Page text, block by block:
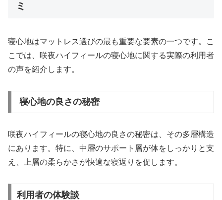
ミ
寝心地はマットレス選びの最も重要な要素の一つです。こ
こでは、咲夜ハイフィールの寝心地に関する実際の利用者
の声を紹介します。
寝心地の良さの秘密
咲夜ハイフィールの寝心地の良さの秘密は、その多層構造
にあります。特に、中層のサポート層が体をしっかりと支
え、上層の柔らかさが快適な寝返りを促します。
利用者の体験談